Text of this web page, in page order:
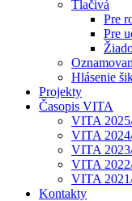
Tlačivá
Pre
Pre
Hlásenie
Projekty
Časopis VITA
VITA
VITA
VITA
VITA
VITA
Kontakty